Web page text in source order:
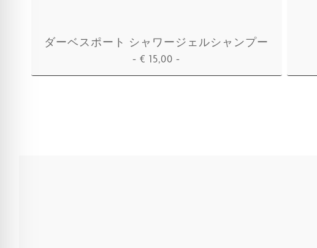
ダーベスポート シャワージェルシャンプー
-€ 15,00 -